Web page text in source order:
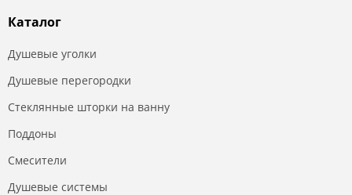
Каталог
Душевые уголки
Душевые перегородки
Стеклянные шторки на ванну
Поддоны
Смесители
Душевые системы